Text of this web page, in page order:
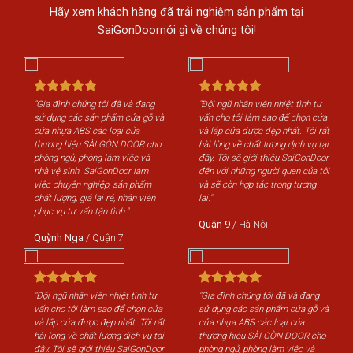
Hãy xem khách hàng đã trải nghiệm sản phẩm tại
SaiGonDoornói gì về chúng tôi!
"Gia đình chúng tôi đã và đang
sử dụng các sản phẩm cửa gỗ và
cửa nhựa ABS các loại của
thương hiệu SÀI GÒN DOOR cho
phòng ngủ, phòng làm việc và
nhà vệ sinh. SaiGonDoor làm
việc chuyên nghiệp, sản phẩm
chất lượng, giá lại rẻ, nhân viên
phục vụ tư vấn tận tình."
Quỳnh Nga / Quận 7
"Đội ngũ nhân viên nhiệt tình tư
vấn cho tôi làm sao để chọn cửa
và lắp cửa được đẹp nhất. Tôi rất
hài lòng về chất lượng dịch vụ tại
đây. Tôi sẽ giới thiệu SaiGonDoor
đến với những người quen của tôi
và sẽ còn hợp tác trong tương
lai."
Quận 9 / Hà Nội
"Đội ngũ nhân viên nhiệt tình tư
vấn cho tôi làm sao để chọn cửa
và lắp cửa được đẹp nhất. Tôi rất
hài lòng về chất lượng dịch vụ tại
đây. Tôi sẽ giới thiệu SaiGonDoor
"Gia đình chúng tôi đã và đang
sử dụng các sản phẩm cửa gỗ và
cửa nhựa ABS các loại của
thương hiệu SÀI GÒN DOOR cho
phòng ngủ, phòng làm việc và